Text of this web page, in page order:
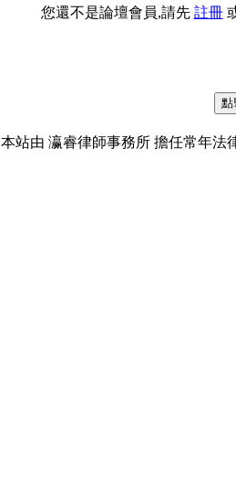
您還不是論壇會員,請先 註冊
本站由 瀛睿律師事務所 擔任常年法